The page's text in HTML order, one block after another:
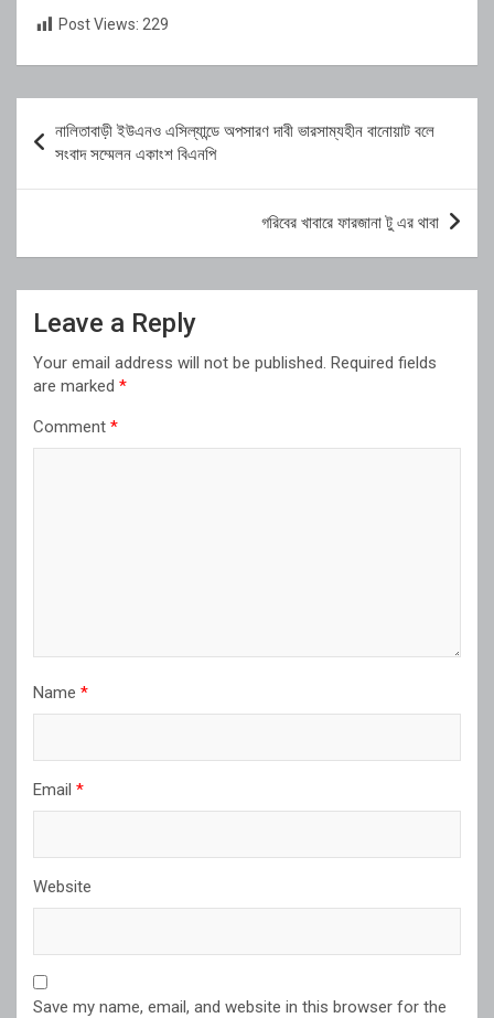
Post Views: 229
navigation
নালিতাবাড়ী ইউএনও এসিল্যান্ডে অপসারণ দাবী ভারসাম্যহীন বানোয়াট বলে
সংবাদ সম্মেলন একাংশ বিএনপি
গরিবের খাবারে ফারজানা টু এর থাবা
Leave a Reply
Your email address will not be published. Required fields
are marked *
Comment *
Name *
Email *
Website
Save my name, email, and website in this browser for the